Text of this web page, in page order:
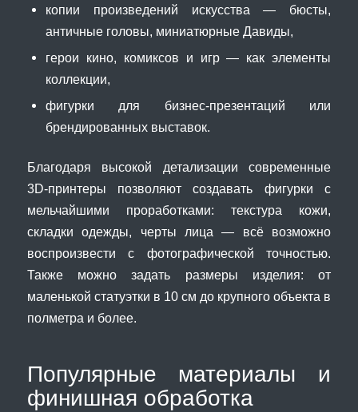
копии произведений искусства — бюсты,
античные головы, миниатюрные Давиды,
герои кино, комиксов и игр — как элементы
коллекции,
фигурки для бизнес-презентаций или
брендированных выставок.
Благодаря высокой детализации современные
3D-принтеры позволяют создавать фигурки с
мельчайшими проработками: текстура кожи,
складки одежды, черты лица — всё возможно
воспроизвести с фотографической точностью.
Также можно задать размеры изделия: от
маленькой статуэтки в 10 см до крупного объекта в
полметра и более.
Популярные материалы и
финишная обработка